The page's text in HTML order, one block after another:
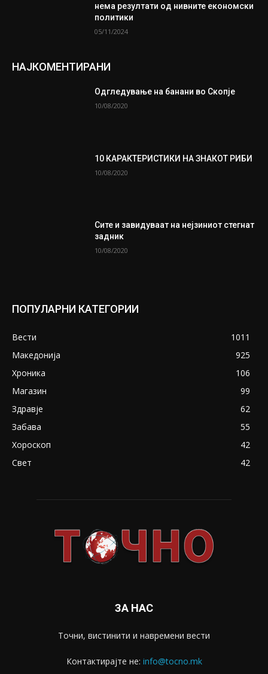
нема резултати од нивните економски
политики
05/11/2024
НАЈКОМЕНТИРАНИ
Одгледување на банани во Скопје
10/08/2020
10 КАРАКТЕРИСТИКИ НА ЗНАКОТ РИБИ
10/08/2020
Сите и завидуваат на нејзиниот стегнат
задник
10/08/2020
ПОПУЛАРНИ КАТЕГОРИИ
Вести
1011
Македонија
925
Хроника
106
Магазин
99
Здравје
62
Забава
55
Хороскоп
42
Свет
42
ЗА НАС
Точни, вистинити и навремени вести
Контактирајте не: info@tocno.mk